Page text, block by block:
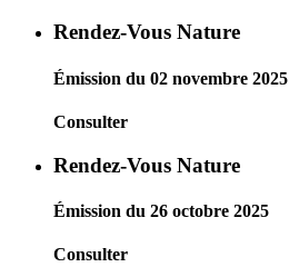
Rendez-Vous Nature
Émission du 02 novembre 2025
Consulter
Rendez-Vous Nature
Émission du 26 octobre 2025
Consulter